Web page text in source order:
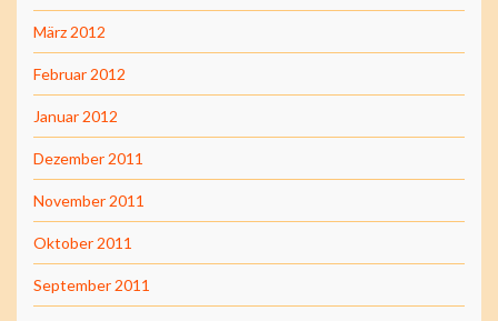
März 2012
Februar 2012
Januar 2012
Dezember 2011
November 2011
Oktober 2011
September 2011